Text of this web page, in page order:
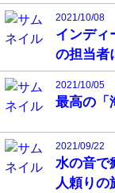
2021/10/08
インディ
の担当者
2021/10/05
最高の「
2021/09/22
水の音で
人頼りの